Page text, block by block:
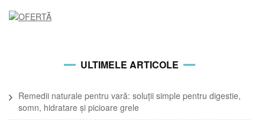
ULTIMELE ARTICOLE
Remedii naturale pentru vară: soluții simple pentru digestie,
somn, hidratare și picioare grele